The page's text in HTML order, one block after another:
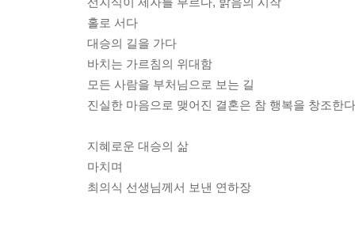
홀로 서다
대승의 길을 가다
바치는 가르침의 위대함
모든 사람을 부처님으로 보는 길
진실한 마음으로 맺어진 결혼은 참 행복을 창조한다
지혜로운 대승의 삶
마치며
최의식 선생님께서 보낸 연하장